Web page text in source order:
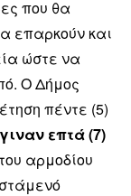
που θα
επαρκούν και
ώστε να
Ο Δήμος
πέντε (5)
επτά (7)
του αρμοδίου